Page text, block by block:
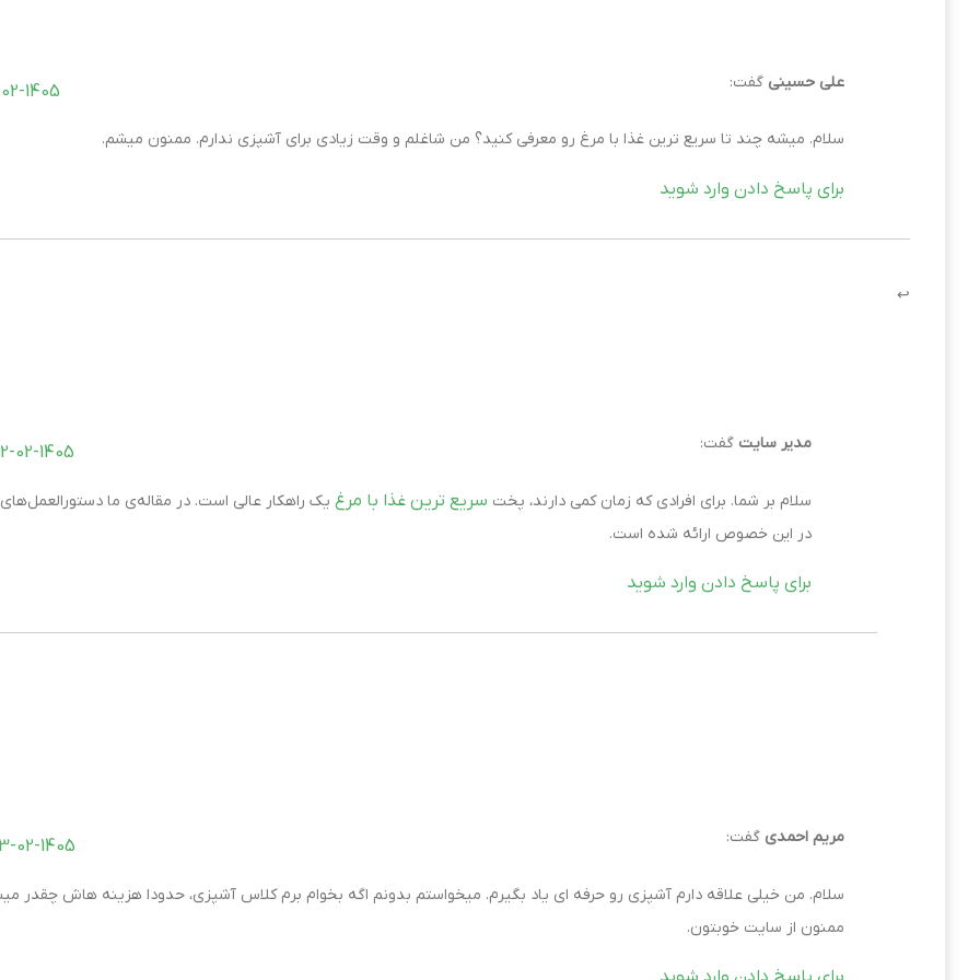
علی حسینی گفت: 12-02-1405 در
سلام. میشه چند تا سریع ترین غذا با مرغ رو معرفی کنید؟ من شاغلم و وقت زیادی برای آشپزی ندارم. ممنون میشم.
برای پاسخ دادن وارد شوید
مدیر سایت گفت: 12-02-1405 در
سلام بر شما. برای افرادی که زمان کمی دارند، پخت سریع ترین غذا با مرغ یک راهکار عالی است. در مقاله‌ی ما
در این خصوص ارائه شده است.
برای پاسخ دادن وارد شوید
مریم احمدی گفت: 13-02-1405 در
سلام. من خیلی علاقه دارم آشپزی رو حرفه ای یاد بگیرم. میخواستم بدونم اگه بخوام برم کلاس آشپزی، حدودا هزینه هاش چقدر
ممنون از سایت خوبتون.